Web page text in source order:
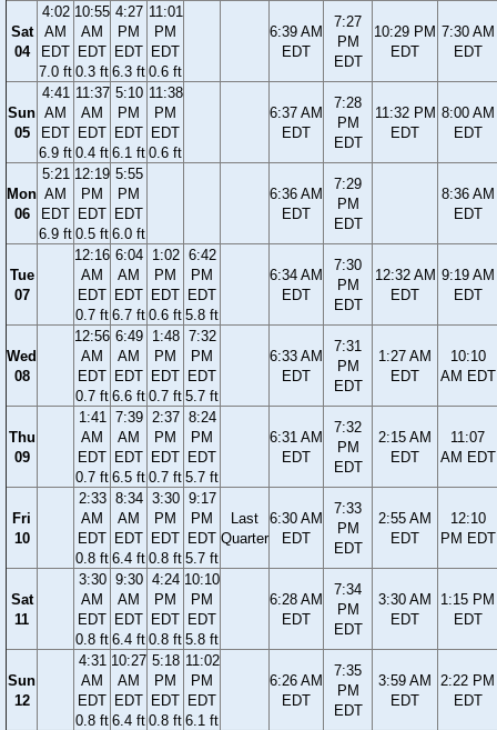
Sat
04
4:02
AM
EDT
7.0 ft
10:55
AM
EDT
0.3 ft
4:27
PM
EDT
6.3 ft
11:01
PM
EDT
0.6 ft
6:39 AM
EDT
7:27
PM
EDT
10:29 PM
EDT
7:30 AM
EDT
Sun
05
4:41
AM
EDT
6.9 ft
11:37
AM
EDT
0.4 ft
5:10
PM
EDT
6.1 ft
11:38
PM
EDT
0.6 ft
6:37 AM
EDT
7:28
PM
EDT
11:32 PM
EDT
8:00 AM
EDT
Mon
06
5:21
AM
EDT
6.9 ft
12:19
PM
EDT
0.5 ft
5:55
PM
EDT
6.0 ft
6:36 AM
EDT
7:29
PM
EDT
8:36 AM
EDT
Tue
07
12:16
AM
EDT
0.7 ft
6:04
AM
EDT
6.7 ft
1:02
PM
EDT
0.6 ft
6:42
PM
EDT
5.8 ft
6:34 AM
EDT
7:30
PM
EDT
12:32 AM
EDT
9:19 AM
EDT
Wed
08
12:56
AM
EDT
0.7 ft
6:49
AM
EDT
6.6 ft
1:48
PM
EDT
0.7 ft
7:32
PM
EDT
5.7 ft
6:33 AM
EDT
7:31
PM
EDT
1:27 AM
EDT
10:10
AM EDT
Thu
09
1:41
AM
EDT
0.7 ft
7:39
AM
EDT
6.5 ft
2:37
PM
EDT
0.7 ft
8:24
PM
EDT
5.7 ft
6:31 AM
EDT
7:32
PM
EDT
2:15 AM
EDT
11:07
AM EDT
Fri
10
2:33
AM
EDT
0.8 ft
8:34
AM
EDT
6.4 ft
3:30
PM
EDT
0.8 ft
9:17
PM
EDT
5.7 ft
Last
Quarter
6:30 AM
EDT
7:33
PM
EDT
2:55 AM
EDT
12:10
PM EDT
Sat
11
3:30
AM
EDT
0.8 ft
9:30
AM
EDT
6.4 ft
4:24
PM
EDT
0.8 ft
10:10
PM
EDT
5.8 ft
6:28 AM
EDT
7:34
PM
EDT
3:30 AM
EDT
1:15 PM
EDT
Sun
12
4:31
AM
EDT
0.8 ft
10:27
AM
EDT
6.4 ft
5:18
PM
EDT
0.8 ft
11:02
PM
EDT
6.1 ft
6:26 AM
EDT
7:35
PM
EDT
3:59 AM
EDT
2:22 PM
EDT